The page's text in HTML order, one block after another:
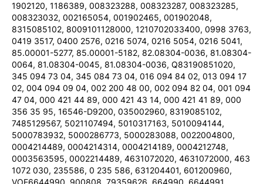
1902120, 1186389, 008323288, 008323287, 008323285,
008323032, 002165054, 001902465, 001902048,
8315085102, 8009101128000, 1210702033400, 0998 3763,
0419 3517, 0400 2576, 0216 5074, 0216 5054, 0216 5041,
85.00001-5277, 85.00001-5182, 82.08304-0036, 81.08304-
0064, 81.08304-0045, 81.08304-0036, Q83190851020,
345 094 73 04, 345 084 73 04, 016 094 84 02, 013 094 17
02, 004 094 09 04, 002 200 48 00, 002 094 82 04, 001 094
47 04, 000 421 44 89, 000 421 43 14, 000 421 41 89, 000
356 35 95, 16546-D9200, 035002960, 8319085102,
7485129567, 5021107494, 5010317163, 5010094144,
5000783932, 5000286773, 5000283088, 0022004800,
0004214489, 0004214314, 0004214189, 0004212748,
0003563595, 0002214489, 4631072020, 4631072000, 463
1072 030, 235586, 0 235 586, 631204401, 601200960,
VOE6644990, 900808, 79359626, 664990, 6644991,